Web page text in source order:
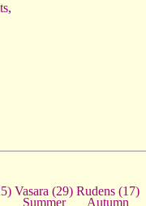
,
Vasara (29)
Summer
Rudens (17)
Autumn